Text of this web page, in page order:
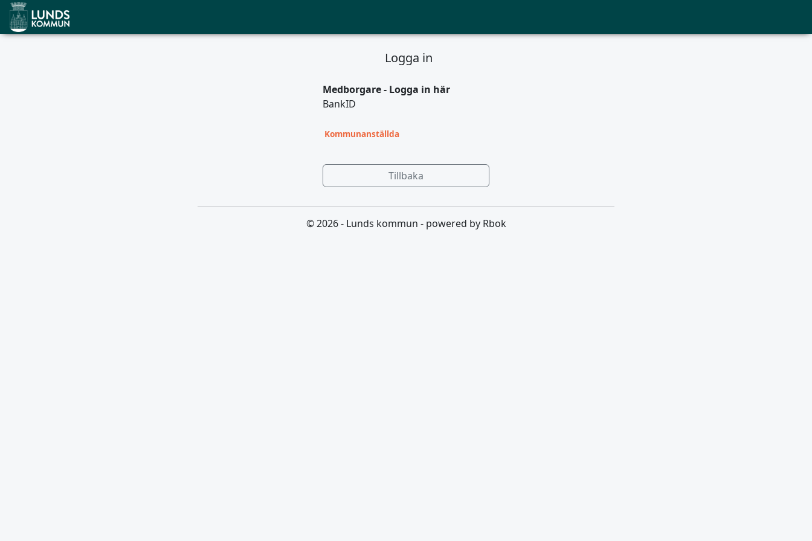
Logga in
Medborgare - Logga in här
BankID
Kommunanställda
Tillbaka
© 2026 - Lunds kommun - powered by Rbok